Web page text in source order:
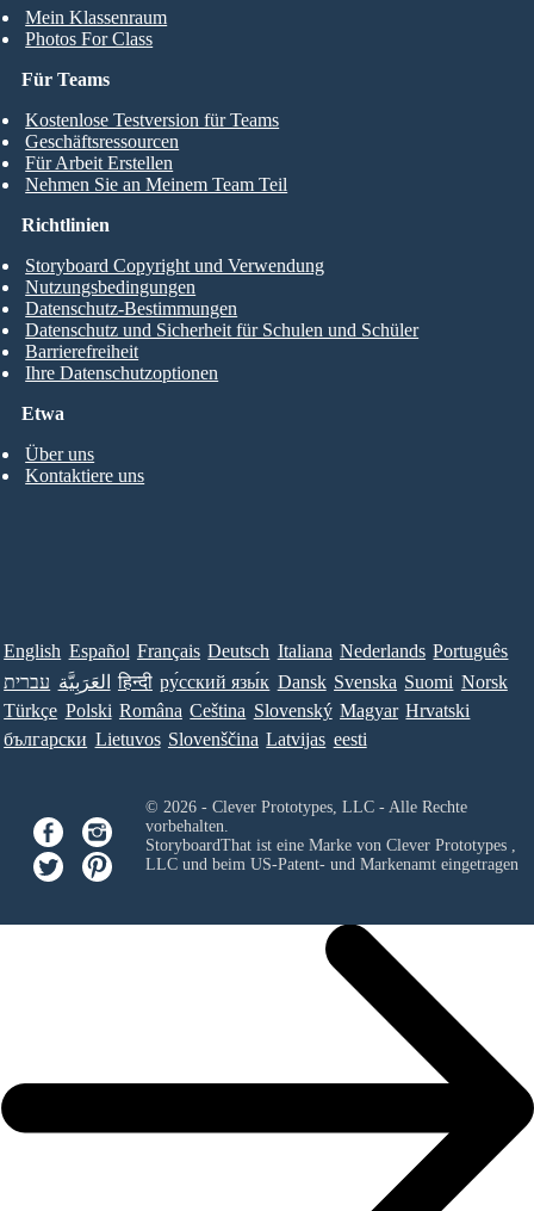
Mein Klassenraum
Photos For Class
Für Teams
Kostenlose Testversion für Teams
Geschäftsressourcen
Für Arbeit Erstellen
Nehmen Sie an Meinem Team Teil
Etwa
Über uns
Kontaktiere uns
Richtlinien
Storyboard Copyright und Verwendung
Nutzungsbedingungen
Datenschutz-Bestimmungen
Datenschutz und Sicherheit für Schulen und Schüler
Barrierefreiheit
Ihre Datenschutzoptionen
English Español Français Deutsch Italiana Nederlands Português
עברית العَرَبِيَّة हिन्दी ру́сский язы́к Dansk Svenska Suomi Norsk
Türkçe Polski Româna Ceština Slovenský Magyar Hrvatski
български Lietuvos Slovenščina Latvijas eesti
© 2026 - Clever Prototypes, LLC - Alle Rechte
vorbehalten.
StoryboardThat ist eine Marke von Clever Prototypes ,
LLCund beim US-Patent- und Markenamt eingetragen